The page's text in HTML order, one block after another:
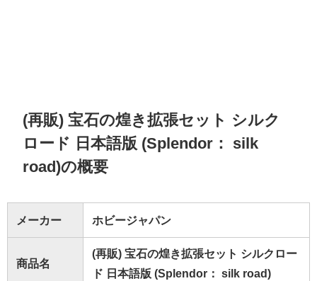
(再販) 宝石の煌き拡張セット シルク
ロード 日本語版 (Splendor： silk
road)の概要
メーカー ホビージャパン
商品名
(再販) 宝石の煌き拡張セット シルクロー
ド 日本語版 (Splendor： silk road)